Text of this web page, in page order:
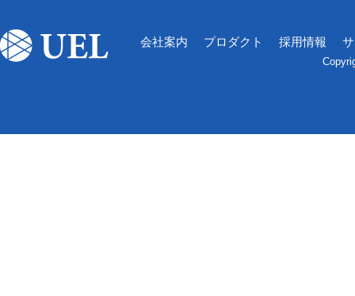
会社案内 プロダクト 採用情報